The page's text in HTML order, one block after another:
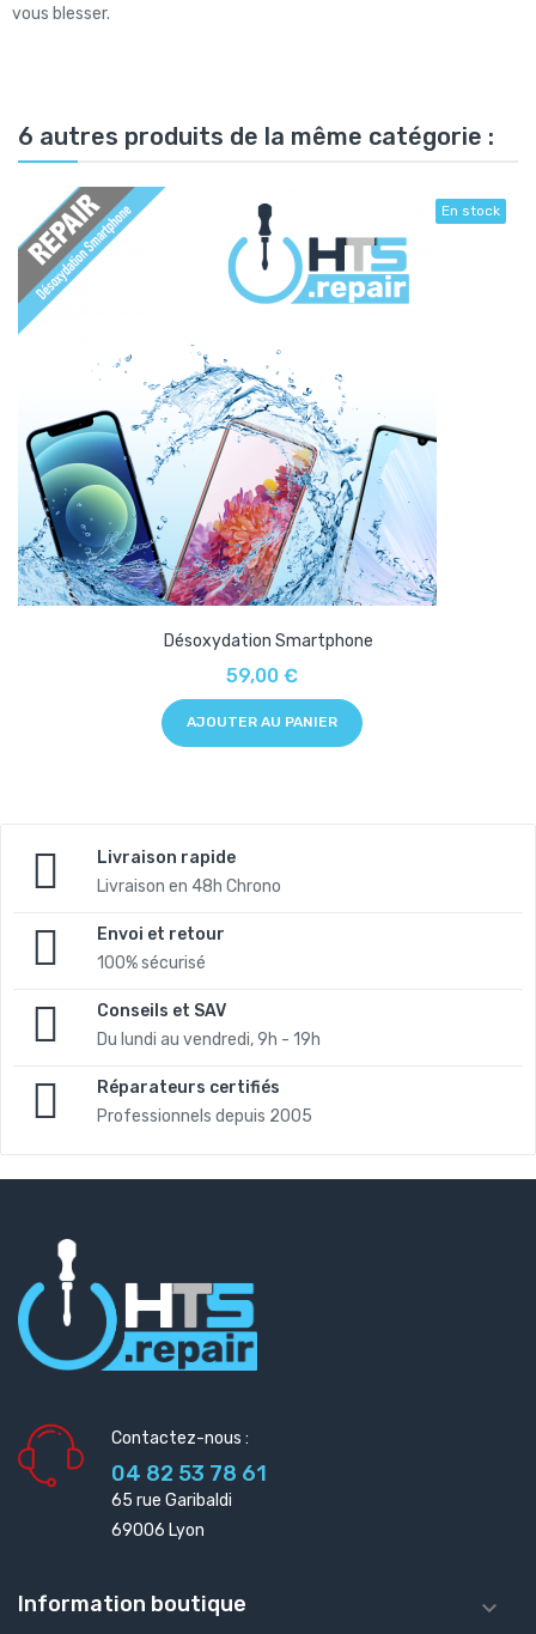
vous blesser.
6 autres produits de la même catégorie :
En stock
Désoxydation Smartphone
59,00 €
AJOUTER AU PANIER
Livraison rapide
Livraison en 48h Chrono
Envoi et retour
100% sécurisé
Conseils et SAV
Du lundi au vendredi, 9h - 19h
Réparateurs certifiés
Professionnels depuis 2005
Contactez-nous :
04 82 53 78 61
65 rue Garibaldi
69006 Lyon
Information boutique 